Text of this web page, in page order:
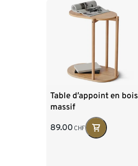
Table d’appoint en bois
massif
89.00 CHF